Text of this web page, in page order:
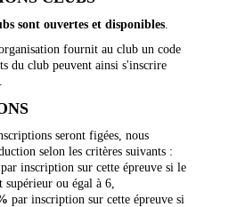
sont ouvertes et disponibles.
fournit au club un code
du club peuvent ainsi s'inscrire
seront figées, nous
selon les critères suivants :
par inscription sur cette épreuve si le
supérieur ou égal à 6,
par inscription sur cette épreuve si